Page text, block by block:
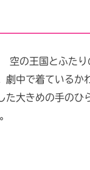
空の王国とふた
劇中で着ているか
た大きめの手の